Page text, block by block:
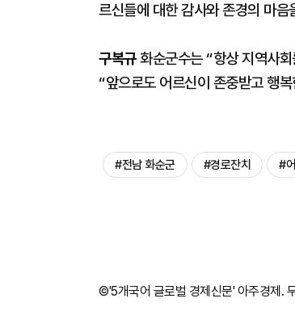
르신들에 대한 감사와 존경의 마
구복규화순군수는 “항상 지역사
“앞으로도 어르신이 존중받고 행
#전남 화순군 #경로잔치 #
©'5개국어 글로벌 경제신문' 아주경제.